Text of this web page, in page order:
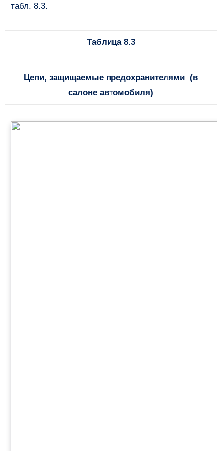
табл. 8.3.
Таблица 8.3
Цепи, защищаемые предохранителями(в
салоне автомобиля)